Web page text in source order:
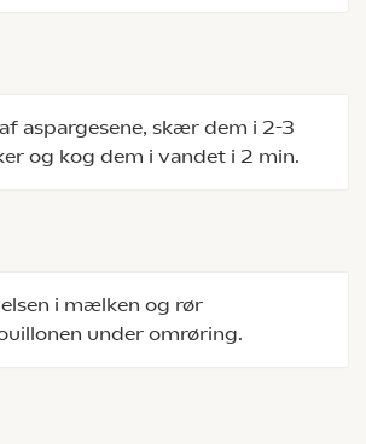
aspargesene, skær dem i 2-3
og kog dem i vandet i 2 min.
i mælken og rør
under omrøring.